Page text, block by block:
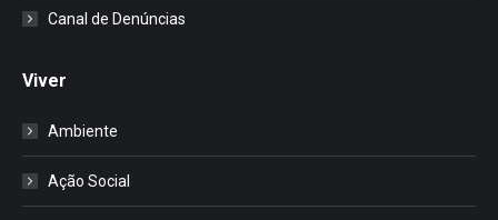
Canal de Denúncias
Viver
Ambiente
Ação Social